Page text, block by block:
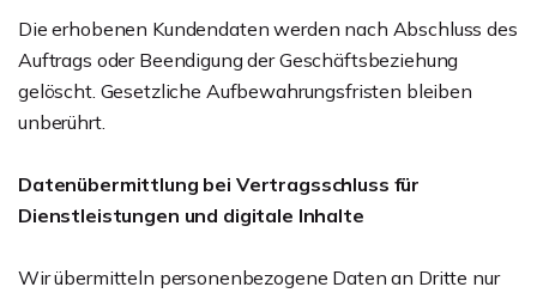
Die erhobenen Kundendaten werden nach Abschluss des
Auftrags oder Beendigung der Geschäftsbeziehung
gelöscht. Gesetzliche Aufbewahrungsfristen bleiben
unberührt.
Datenübermittlung bei Vertragsschluss für
Dienstleistungen und digitale Inhalte
Wir übermitteln personenbezogene Daten an Dritte nur